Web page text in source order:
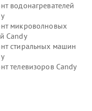
водонагревателей
микроволновых
Candy
стиральных машин
телевизоров Candy